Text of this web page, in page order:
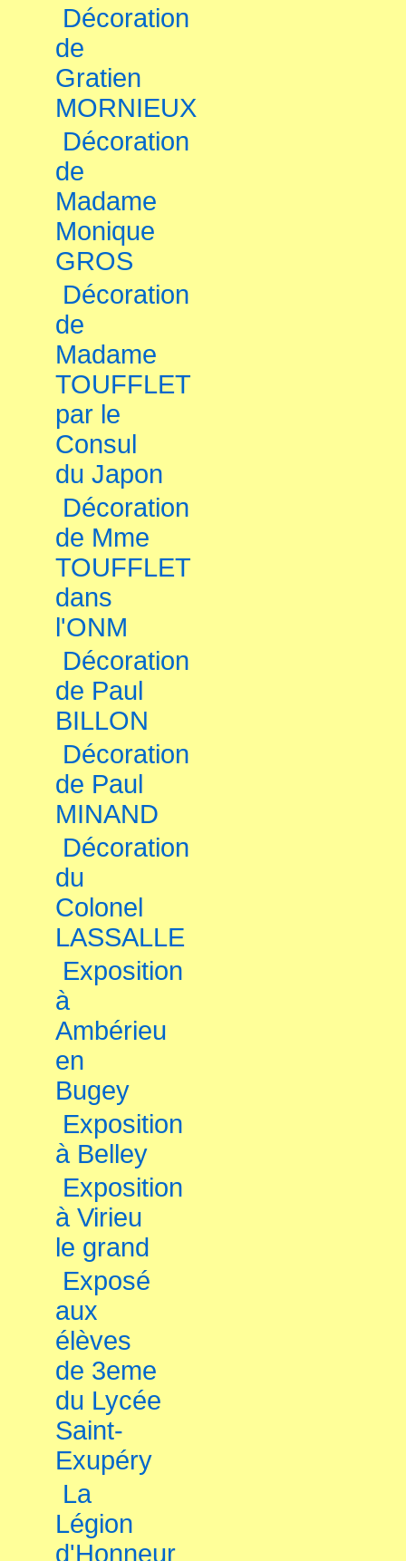
Décoration
de
Gratien
MORNIEUX
Décoration
de
Madame
Monique
GROS
Décoration
de
Madame
TOUFFLET
par le
Consul
du Japon
Décoration
de Mme
TOUFFLET
dans
l'ONM
Décoration
de Paul
BILLON
Décoration
de Paul
MINAND
Décoration
du
Colonel
LASSALLE
Exposition
à
Ambérieu
en
Bugey
Exposition
à Belley
Exposition
à Virieu
le grand
Exposé
aux
élèves
de 3eme
du Lycée
Saint-
Exupéry
La
Légion
d'Honneur